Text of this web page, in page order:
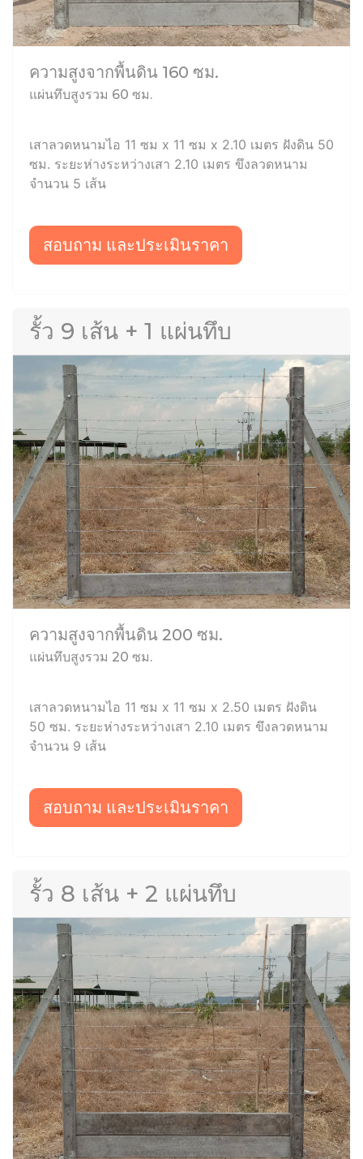
ความสูงจากพื้นดิน 160 ซม.
แผ่นทึบสูงรวม 60 ซม.
เสาลวดหนามไอ 11 ซม x 11 ซม x 2.10 เมตร ฝังดิน 50
ซม. ระยะห่างระหว่างเสา 2.10 เมตร ขึงลวดหนาม
จำนวน 5 เส้น
สอบถาม และประเมินราคา
รั้ว 9 เส้น + 1 แผ่นทึบ
ความสูงจากพื้นดิน 200 ซม.
แผ่นทึบสูงรวม 20 ซม.
เสาลวดหนามไอ 11 ซม x 11 ซม x 2.50 เมตร ฝังดิน
50 ซม. ระยะห่างระหว่างเสา 2.10 เมตร ขึงลวดหนาม
จำนวน 9 เส้น
สอบถาม และประเมินราคา
รั้ว 8 เส้น + 2 แผ่นทึบ